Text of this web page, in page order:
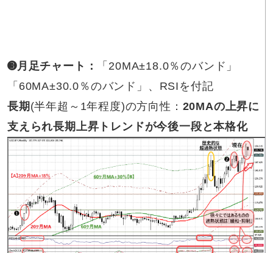
➌月足チャート：
「20MA±18.0％のバンド」
「60MA±30.0％のバンド」、RSIを付記
長期 (半年超～1年程度)の方向性： 20MAの上昇に
支えられ長期上昇トレンドが今後一段と本格化